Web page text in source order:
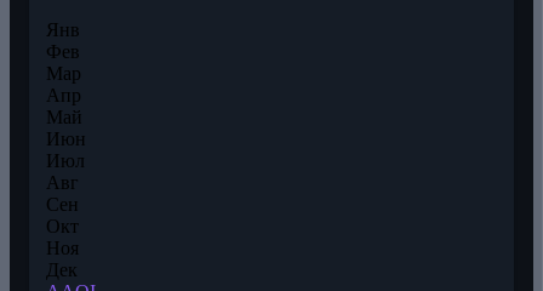
Янв
Фев
Мар
Апр
Май
Июн
Июл
Авг
Сен
Окт
Ноя
Дек